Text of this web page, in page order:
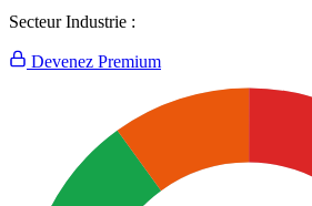
Secteur Industrie :
Devenez Premium